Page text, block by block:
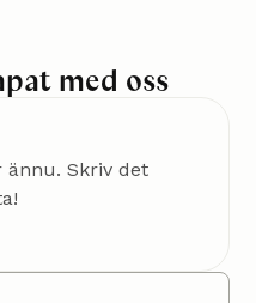
med oss
ännu. Skriv det